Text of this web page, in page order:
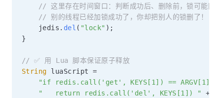
// 这里存在时间窗口：判断成功后、删除前，锁可能刚
// 别的线程已经加锁成功了，你却把别人的锁删了！
    jedis
. del ( "lock" ) ;
}
// ✅ 用 Lua 脚本保证原子释放
String luaScript =
"if redis.call('get', KEYS[1]) == ARGV[1]
"   return redis.call('del', KEYS[1]) "
+